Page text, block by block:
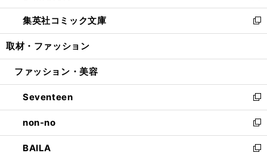
開
く
ウ
で
開
ン
ド
ウ
開
ウ
ィ
ン
ウ
開
く
し
い
ウ
ン
ウ
で
開
く
集英社コミック文庫
新
し
ウ
ン
ド
ウ
で
開
く
取材・ファッション
ファッション・美容
Seventeen
新
し
い
ウ
ィ
non-no
新
し
い
BAILA
新